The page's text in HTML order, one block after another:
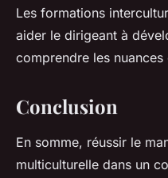
Les formations
aider le dirigeant à
comprendre les nuances
Conclusion
En somme, réussir le
multiculturelle dans un